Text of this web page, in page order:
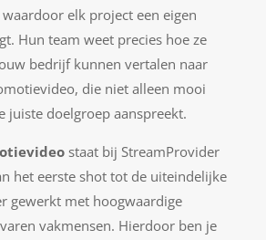
elk project een eigen
Hun team weet precies hoe ze
bedrijf kunnen vertalen naar
die niet alleen mooi
juiste doelgroep aanspreekt.
staat bij StreamProvider
het eerste shot tot de uiteindelijke
gewerkt met hoogwaardige
vakmensen. Hierdoor ben je